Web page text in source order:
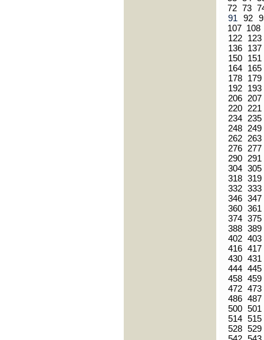
72 73
91
92
107 108
122
123
136
137
150
151
164
165
178
179
192
193
206 207
220
221
234
235
248
249
262
263
276
277
290
291
304 305
318 319
332 333
346 347
360 361
374 375
388 389
402 403
416 417
430 431
444 445
458 459
472 473
486 487
500 501
514 515
528 529